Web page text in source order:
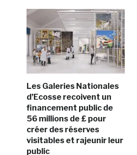
Les Galeries Nationales
d’Ecosse recoivent un
financement public de
56 millions de £ pour
créer des réserves
visitables et rajeunir leur
public